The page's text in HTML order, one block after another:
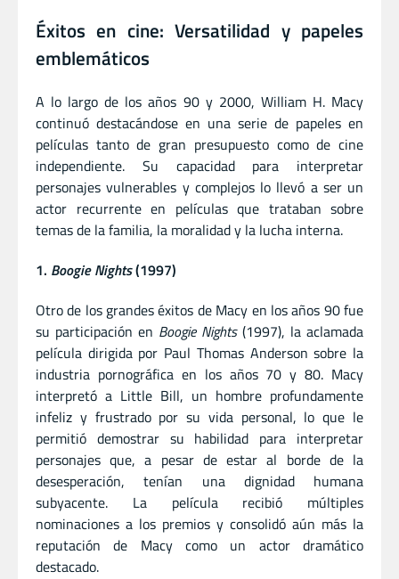
Éxitos en cine: Versatilidad y papeles
emblemáticos
A lo largo de los años 90 y 2000, William H. Macy
continuó destacándose en una serie de papeles en
películas tanto de gran presupuesto como de cine
independiente. Su capacidad para interpretar
personajes vulnerables y complejos lo llevó a ser un
actor recurrente en películas que trataban sobre
temas de la familia, la moralidad y la lucha interna.
1. Boogie Nights(1997)
Otro de los grandes éxitos de Macy en los años 90 fue
su participación en Boogie Nights(1997), la aclamada
película dirigida por Paul Thomas Anderson sobre la
industria pornográfica en los años 70 y 80. Macy
interpretó a Little Bill, un hombre profundamente
infeliz y frustrado por su vida personal, lo que le
permitió demostrar su habilidad para interpretar
personajes que, a pesar de estar al borde de la
desesperación, tenían una dignidad humana
subyacente. La película recibió múltiples
nominaciones a los premios y consolidó aún más la
reputación de Macy como un actor dramático
destacado.